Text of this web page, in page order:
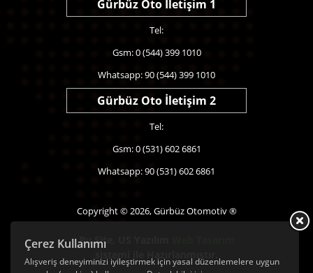
Çerez Kullanımı
Alışveriş deneyiminizi iyileştirmek için yasal düzenlemelere uygun
Gürbüz Oto İletişim 1
Tel:
Gsm: 0 (544) 399 1010
Whatsapp: 90 (544) 399 1010
Gürbüz Oto İletişim 2
Tel:
Gsm: 0 (531) 602 6861
Whatsapp: 90 (531) 602 6861
Copyright © 2026, Gürbüz Otomotiv ®
Bu Site,